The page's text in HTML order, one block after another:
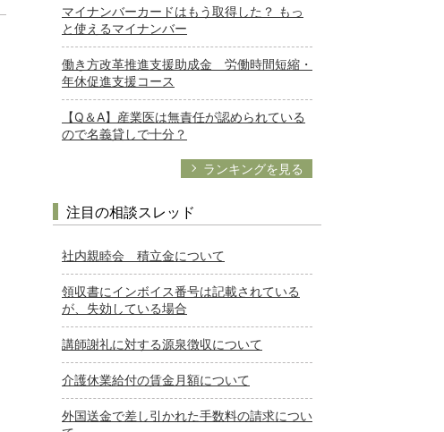
マイナンバーカードはもう取得した？ もっ
と使えるマイナンバー
働き方改革推進支援助成金 労働時間短縮・
年休促進支援コース
【Q＆A】産業医は無責任が認められている
ので名義貸しで十分？
ランキングを見る
注目の相談スレッド
社内親睦会 積立金について
領収書にインボイス番号は記載されている
が、失効している場合
講師謝礼に対する源泉徴収について
介護休業給付の賃金月額について
外国送金で差し引かれた手数料の請求につい